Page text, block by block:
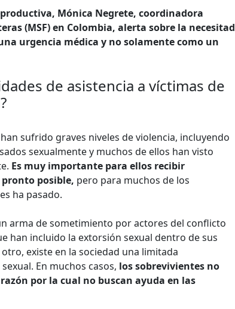
Mónica Negrete, coordinadora
(MSF) en Colombia, alerta sobre la necesitad
urgencia médica y no solamente como un
de asistencia a víctimas de
sufrido graves niveles de violencia, incluyendo
sexualmente y muchos de ellos han visto
Es muy importante para ellos recibir
posible, pero para muchos de los
ha pasado.
arma de sometimiento por actores del conflicto
han incluido la extorsión sexual dentro de sus
existe en la sociedad una limitada
En muchos casos, los sobrevivientes no
por la cual no buscan ayuda en las